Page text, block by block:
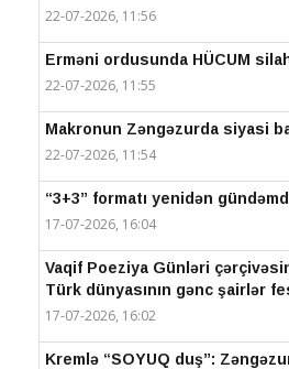
22-07-2026, 11:56
Erməni ordusunda HÜCUM
22-07-2026, 11:55
Makronun Zəngəzurda siyasi
22-07-2026, 11:54
“3+3” formatı yenidən
17-07-2026, 16:04
Vaqif Poeziya Günləri
Türk dünyasının gənc şairlər
17-07-2026, 16:02
Kremlə “SOYUQ duş”: